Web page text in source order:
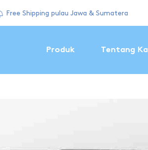
Free Shipping pulau Jawa & Sumatera
Produk Tentang